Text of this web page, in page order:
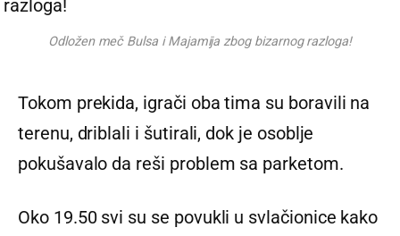
Odložen meč Bulsa i Majamija zbog bizarnog razloga!
Tokom prekida, igrači oba tima su boravili na
terenu, driblali i šutirali, dok je osoblje
pokušavalo da reši problem sa parketom.
Oko 19.50 svi su se povukli u svlačionice kako